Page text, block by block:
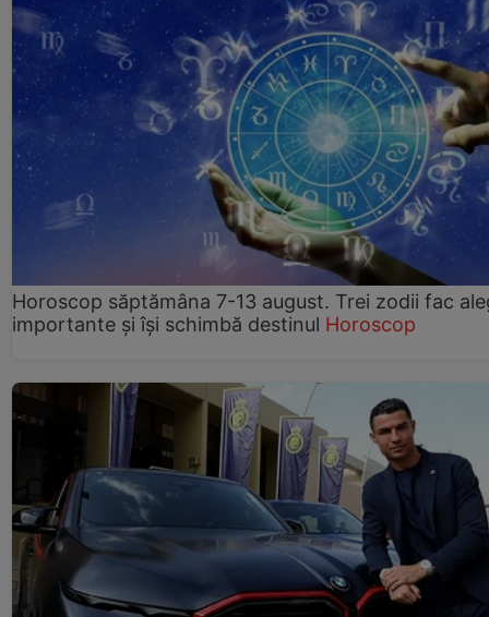
Horoscop săptămâna 7-13 august. Trei zodii fac
importante și își schimbă destinul Horoscop